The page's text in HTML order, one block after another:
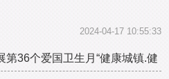
2024-04-17 10:55:33
第36个爱国卫生月“健康城镇.健